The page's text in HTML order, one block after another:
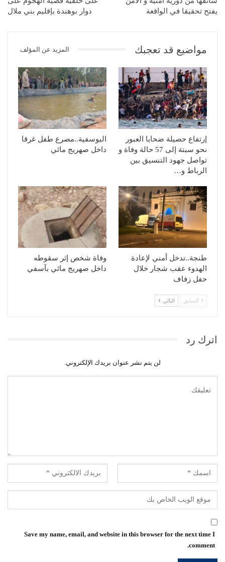
يفتح تحقيقا في الواقعة
دوار بوهندة بإقليم بني ملال
مواضيع قد تعجبك المزيد عن المؤلف
إرتفاع حصيلة ضحايا العبور
نحو سبتة إلى 57 حالة وفاة و
تواصل جهود التنسيق بين
الرباط و…
اليوسفية..مصرع طفل غرقا
داخل صهريج مائي
طنجة..تدخل أمني لإعادة
الهدوء عقب شجار خلال
حفل زفاف
وفاة شخص إثر سقوطه
داخل صهريج مائي بآسفي
السابق التالي
اترك رد
لن يتم نشر عنوان بريدك الإلكتروني.
Save my name, email, and website in this browser for the next time I
comment.